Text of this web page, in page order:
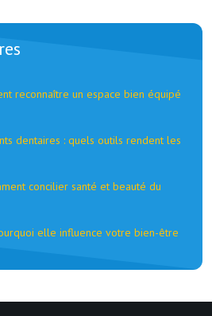
reconnaître un espace bien équipé
dentaires : quels outils rendent les
concilier santé et beauté du
elle influence votre bien-être